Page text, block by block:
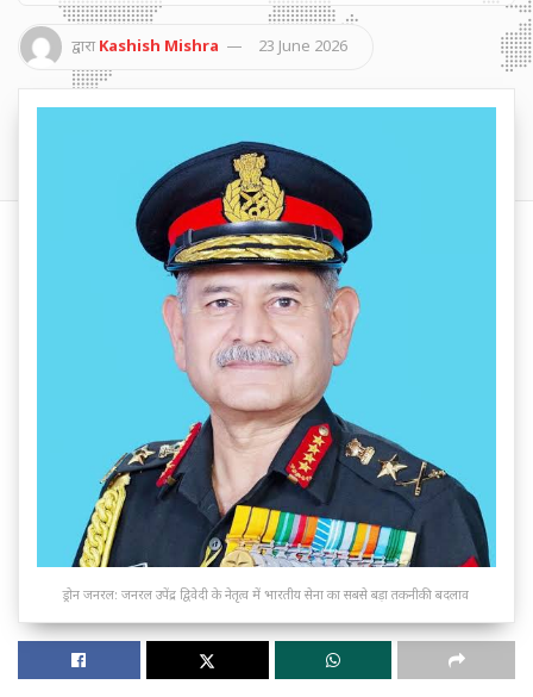
द्वारा Kashish Mishra 23 June 2026
ड्रोन जनरल: जनरल उपेंद्र द्विवेदी के नेतृत्व में भारतीय सेना का सबसे बड़ा तकनीकी बदलाव